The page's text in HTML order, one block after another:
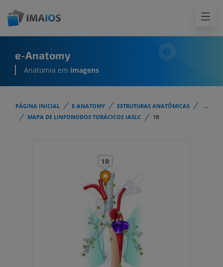
e-Anatomy
Anatomia em imagens
PÁGINA INICIAL E-ANATOMY ESTRUTURAS ANATÔMICAS
...
MAPA DE LINFONODOS TORÁCICOS IASLC
1R